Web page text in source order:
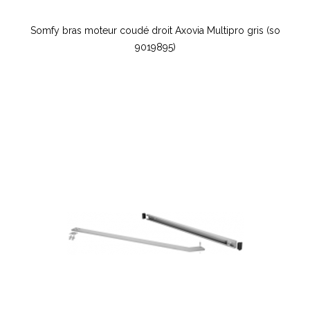
Somfy bras moteur coudé droit Axovia Multipro gris (so
9019895)